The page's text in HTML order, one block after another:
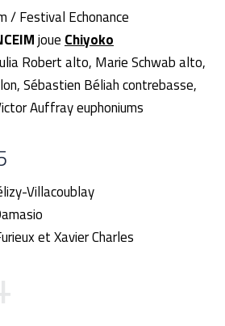
/ Festival Echonance
joue Chiyoko
Robert alto, Marie Schwab alto,
Sébastien Béliah contrebasse,
Auffray euphoniums
Villacoublay
et Xavier Charles